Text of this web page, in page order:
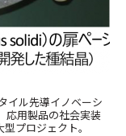
イル先導イノベーシ
応用製品の社会実装
プロジェクト。